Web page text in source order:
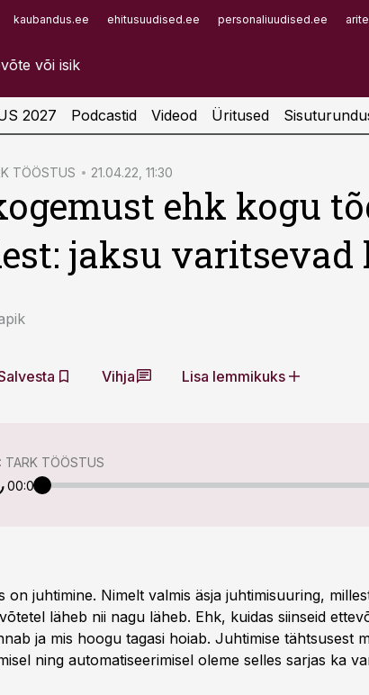
kaubandus.ee ehitusuudised.ee personaliuudised.ee
Infopank
2027 Podcastid Videod Üritused
TÖÖSTUS 21.04.22, 11:30
ehk kogu
jaksu varitsevad
Vihja Lisa lemmikuks
TARK TÖÖSTUS
00:00
on juhtimine. Nimelt valmis äsja juhtimisuuring,
läheb nii nagu läheb. Ehk, kuidas siinseid
ja mis hoogu tagasi hoiab. Juhtimise tähtsusest
ning automatiseerimisel oleme selles sarjas ka